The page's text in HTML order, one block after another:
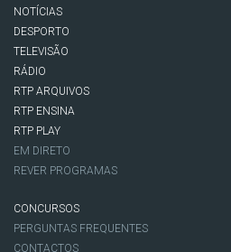
NOTÍCIAS
DESPORTO
TELEVISÃO
RÁDIO
RTP ARQUIVOS
RTP ENSINA
RTP PLAY
EM DIRETO
REVER PROGRAMAS
CONCURSOS
PERGUNTAS FREQUENTES
CONTACTOS